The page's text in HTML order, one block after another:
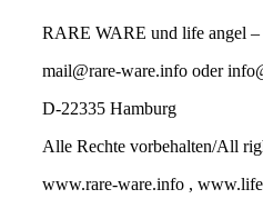
RARE WARE und life angel –
mail@rare-ware.info oder
D-22335 Hamburg
Alle Rechte vorbehalten/All
www.rare-ware.info ,